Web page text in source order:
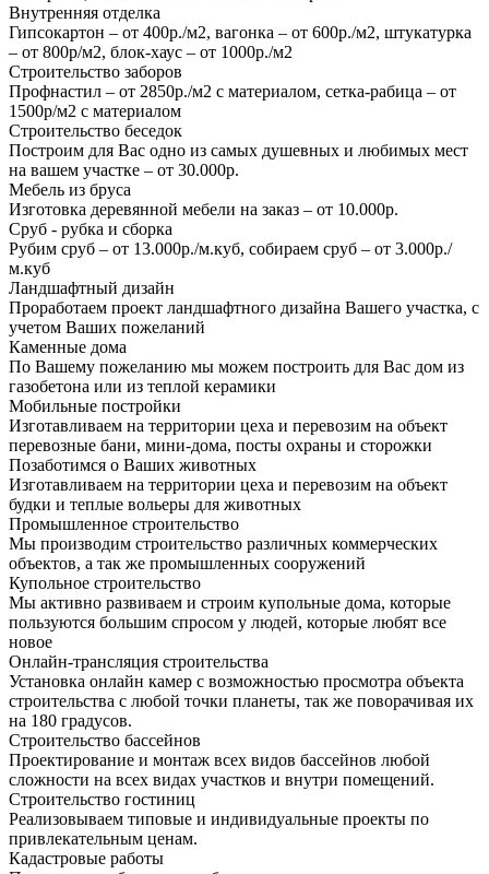
Внутренняя отделка
Гипсокартон – от 400р./м2, вагонка – от 600р./м2, штукатурка
– от 800р/м2, блок-хаус – от 1000р./м2
Строительство заборов
Профнастил – от 2850р./м2 с материалом, сетка-рабица – от
1500р/м2 с материалом
Строительство беседок
Построим для Вас одно из самых душевных и любимых мест
на вашем участке – от 30.000р.
Мебель из бруса
Изготовка деревянной мебели на заказ – от 10.000р.
Сруб - рубка и сборка
Рубим сруб – от 13.000р./м.куб, собираем сруб – от 3.000р./
м.куб
Ландшафтный дизайн
Проработаем проект ландшафтного дизайна Вашего участка, с
учетом Ваших пожеланий
Каменные дома
По Вашему пожеланию мы можем построить для Вас дом из
газобетона или из теплой керамики
Мобильные постройки
Изготавливаем на территории цеха и перевозим на объект
перевозные бани, мини-дома, посты охраны и сторожки
Позаботимся о Ваших животных
Изготавливаем на территории цеха и перевозим на объект
будки и теплые вольеры для животных
Промышленное строительство
Мы производим строительство различных коммерческих
объектов, а так же промышленных сооружений
Купольное строительство
Мы активно развиваем и строим купольные дома, которые
пользуются большим спросом у людей, которые любят все
новое
Онлайн-трансляция строительства
Установка онлайн камер с возможностью просмотра объекта
строительства с любой точки планеты, так же поворачивая их
на 180 градусов.
Строительство бассейнов
Проектирование и монтаж всех видов бассейнов любой
сложности на всех видах участков и внутри помещений.
Строительство гостиниц
Реализовываем типовые и индивидуальные проекты по
привлекательным ценам.
Кадастровые работы